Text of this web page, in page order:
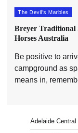
The Devil's Marbles
Breyer Traditional
Horses Australia
Be positive to
campground as
means in,
Adelaide Central